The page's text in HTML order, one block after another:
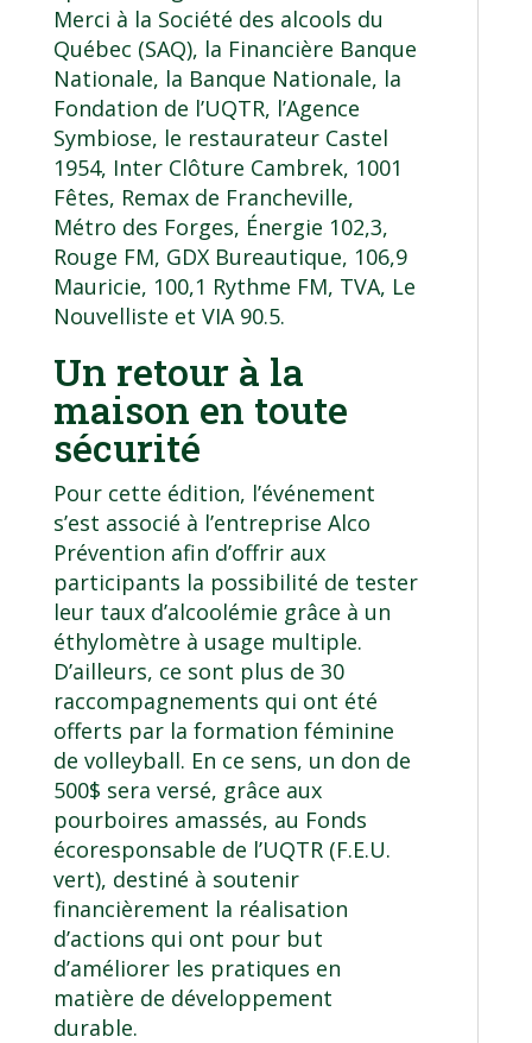
Merci à la Société des alcools du
Québec (SAQ), la Financière Banque
Nationale, la Banque Nationale, la
Fondation de l’UQTR, l’Agence
Symbiose, le restaurateur Castel
1954, Inter Clôture Cambrek, 1001
Fêtes, Remax de Francheville,
Métro des Forges, Énergie 102,3,
Rouge FM, GDX Bureautique, 106,9
Mauricie, 100,1 Rythme FM, TVA, Le
Nouvelliste et VIA 90.5.
Un retour à la
maison en toute
sécurité
Pour cette édition, l’événement
s’est associé à l’entreprise Alco
Prévention afin d’offrir aux
participants la possibilité de tester
leur taux d’alcoolémie grâce à un
éthylomètre à usage multiple.
D’ailleurs, ce sont plus de 30
raccompagnements qui ont été
offerts par la formation féminine
de volleyball. En ce sens, un don de
500$ sera versé, grâce aux
pourboires amassés, au Fonds
écoresponsable de l’UQTR (F.E.U.
vert), destiné à soutenir
financièrement la réalisation
d’actions qui ont pour but
d’améliorer les pratiques en
matière de développement
durable.